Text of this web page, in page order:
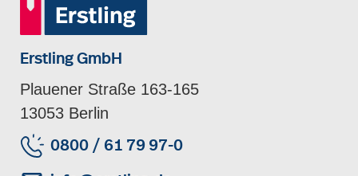
Erstling GmbH
Plauener Straße 163-165
13053 Berlin
0800 / 61 79 97-0